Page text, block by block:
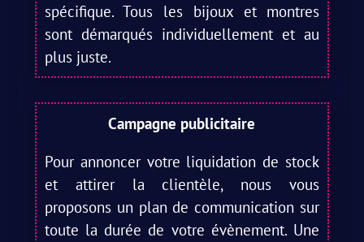
spécifique. Tous les bijoux et montres
sont démarqués individuellement et au
plus juste.
Campagne publicitaire
Pour annoncer votre liquidation de stock
et attirer la clientèle, nous vous
proposons un plan de communication sur
toute la durée de votre évènement. Une